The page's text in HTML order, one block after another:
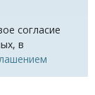
согласие
в